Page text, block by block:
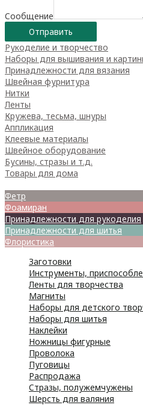
Сообщение
Отправить
Рукоделие и творчество
Наборы для вышивания и
Принадлежности для вязания
Швейная фурнитура
Нитки
Ленты
Кружева, тесьма, шнуры
Аппликация
Клеевые материалы
Швейное оборудование
Бусины, стразы и т.д.
Товары для дома
Фетр
Фоамиран
Принадлежности для рукоделия
Принадлежности для шитья
Флористика
Заготовки
Инструменты,
Ленты для творчества
Магниты
Наборы для детского
Наборы для шитья
Наклейки
Ножницы фигурные
Проволока
Пуговицы
Распродажа
Стразы, полужемчужены
Шерсть для валяния